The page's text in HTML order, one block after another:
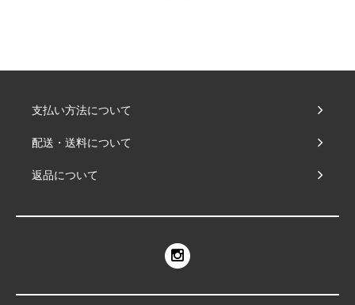
支払い方法について
配送・送料について
返品について